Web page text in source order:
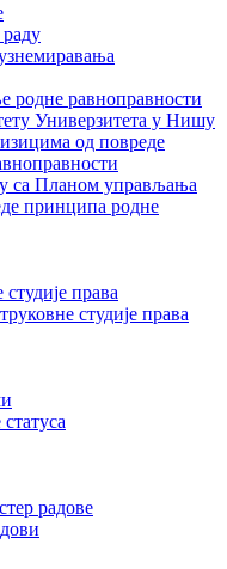
родне равноправности
Универзитета у Нишу
од повреде
са Планом управљања
принципа родне
права
студије права
радове